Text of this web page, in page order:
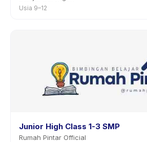
Usia 9–12
Junior High Class 1-3 SMP
Rumah Pintar Official